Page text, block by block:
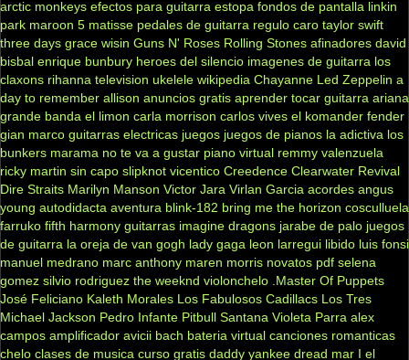
arctic monkeys efectos para guitarra estopa fondos de pantalla linkin
park maroon 5 matisse pedales de guitarra regulo caro taylor swift
three days grace wisin Guns N' Roses Rolling Stones afinadores david
bisbal enrique bunbury heroes del silencio imagenes de guitarra los
claxons rihanna television ukelele wikipedia Chayanne Led Zeppelin a
day to remember allison anuncios gratis aprender tocar guitarra ariana
grande banda el limon carla morrison carlos vives el komander fender
gian marco guitarras electricas juegos juegos de pianos la adictiva los
bunkers marama no te va a gustar piano virtual remmy valenzuela
ricky martin sin capo slipknot vicentico Creedence Clearwater Revival
Dire Straits Marilyn Manson Victor Jara Virlan Garcia acordes angus
young autodidacta aventura blink-182 bring me the horizon cosculluela
farruko fifth harmony guitarras imagine dragons jarabe de palo juegos
de guitarra la oreja de van gogh lady gaga leon larregui libido luis fonsi
manuel medrano marc anthony maren morris novatos pdf selena
gomez silvio rodriguez the weeknd violonchelo .Master Of Puppets
José Feliciano Kaleth Morales Los Fabulosos Cadillacs Los Tres
Michael Jackson Pedro Infante Pitbull Santana Violeta Parra alex
campos amplificador avicii bach bateria virtual canciones romanticas
chelo clases de musica curso gratis daddy yankee dread mar I el